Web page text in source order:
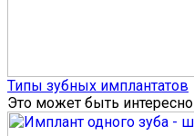
Типы зубных имплантатов
Это может быть интересно